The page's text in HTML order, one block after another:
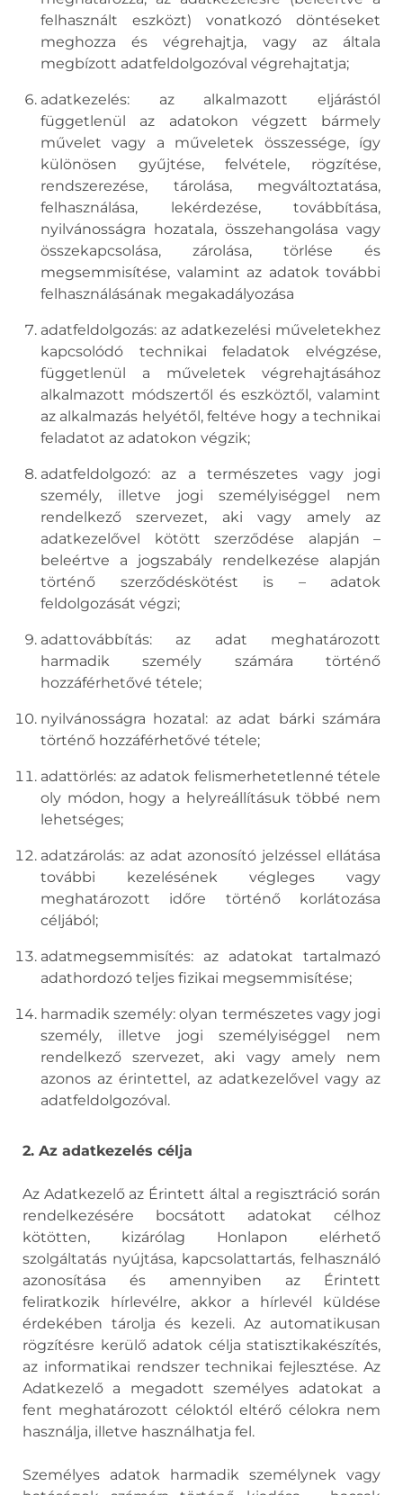
felhasznált eszközt) vonatkozó döntéseket
meghozza és végrehajtja, vagy az általa
megbízott adatfeldolgozóval végrehajtatja;
adatkezelés: az alkalmazott eljárástól
függetlenül az adatokon végzett bármely
művelet vagy a műveletek összessége, így
különösen gyűjtése, felvétele, rögzítése,
rendszerezése, tárolása, megváltoztatása,
felhasználása, lekérdezése, továbbítása,
nyilvánosságra hozatala, összehangolása vagy
összekapcsolása, zárolása, törlése és
megsemmisítése, valamint az adatok további
felhasználásának megakadályozása
adatfeldolgozás: az adatkezelési műveletekhez
kapcsolódó technikai feladatok elvégzése,
függetlenül a műveletek végrehajtásához
alkalmazott módszertől és eszköztől, valamint
az alkalmazás helyétől, feltéve hogy a technikai
feladatot az adatokon végzik;
adatfeldolgozó: az a természetes vagy jogi
személy, illetve jogi személyiséggel nem
rendelkező szervezet, aki vagy amely az
adatkezelővel kötött szerződése alapján –
beleértve a jogszabály rendelkezése alapján
történő szerződéskötést is – adatok
feldolgozását végzi;
adattovábbítás: az adat meghatározott
harmadik személy számára történő
hozzáférhetővé tétele;
nyilvánosságra hozatal: az adat bárki számára
történő hozzáférhetővé tétele;
adattörlés: az adatok felismerhetetlenné tétele
oly módon, hogy a helyreállításuk többé nem
lehetséges;
adatzárolás: az adat azonosító jelzéssel ellátása
további kezelésének végleges vagy
meghatározott időre történő korlátozása
céljából;
adatmegsemmisítés: az adatokat tartalmazó
adathordozó teljes fizikai megsemmisítése;
harmadik személy: olyan természetes vagy jogi
személy, illetve jogi személyiséggel nem
rendelkező szervezet, aki vagy amely nem
azonos az érintettel, az adatkezelővel vagy az
adatfeldolgozóval.
2. Az adatkezelés célja
Az Adatkezelő az Érintett által a regisztráció során
rendelkezésére bocsátott adatokat célhoz
kötötten, kizárólag Honlapon elérhető
szolgáltatás nyújtása, kapcsolattartás, felhasználó
azonosítása és amennyiben az Érintett
feliratkozik hírlevélre, akkor a hírlevél küldése
érdekében tárolja és kezeli. Az automatikusan
rögzítésre kerülő adatok célja statisztikakészítés,
az informatikai rendszer technikai fejlesztése. Az
Adatkezelő a megadott személyes adatokat a
fent meghatározott céloktól eltérő célokra nem
használja, illetve használhatja fel.
Személyes adatok harmadik személynek vagy